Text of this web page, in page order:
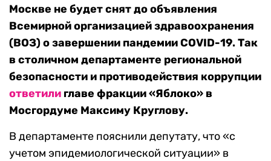
Москве не будет снят до объявления
Всемирной организацией здравоохранения
(ВОЗ) о завершении пандемии COVID-19. Так
в столичном департаменте региональной
безопасности и противодействия коррупции
ответили главе фракции «Яблоко» в
Мосгордуме Максиму Круглову.
В департаменте пояснили депутату, что «с
учетом эпидемиологической ситуации» в